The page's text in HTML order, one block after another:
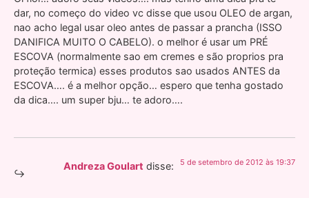
dar, no começo do video vc disse que usou OLEO de argan,
nao acho legal usar oleo antes de passar a prancha (ISSO
DANIFICA MUITO O CABELO). o melhor é usar um PRÉ
ESCOVA (normalmente sao em cremes e são proprios pra
proteção termica) esses produtos sao usados ANTES da
ESCOVA…. é a melhor opção… espero que tenha gostado
da dica…. um super bju… te adoro….
Andreza Goulart disse: 5 de setembro de 2012 às 19:37